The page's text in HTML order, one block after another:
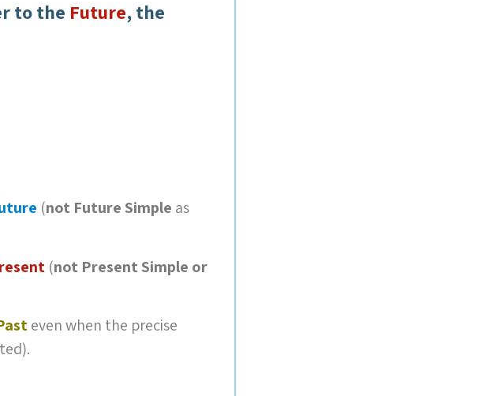
to the Future, the
(not Future Simple as
(not Present Simple or
even when the precise